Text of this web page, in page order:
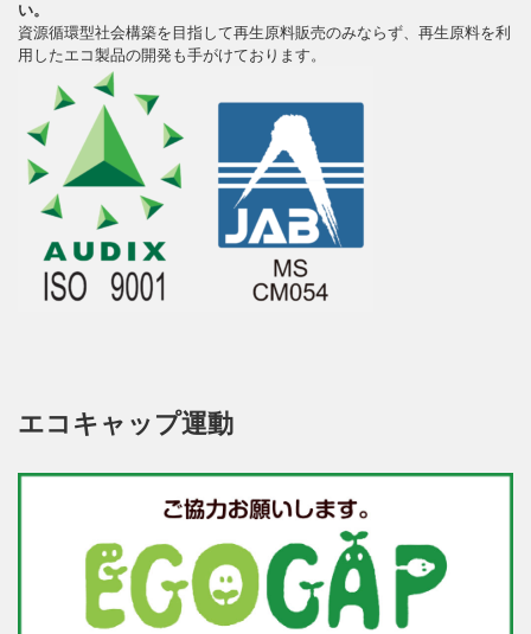
い。
資源循環型社会構築を目指して再生原料販売のみならず、再生原料を利
用したエコ製品の開発も手がけております。
エコキャップ運動